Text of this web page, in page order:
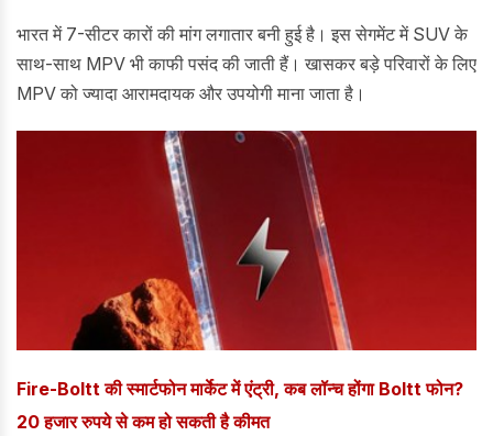
भारत में 7-सीटर कारों की मांग लगातार बनी हुई है। इस सेगमेंट में SUV के
साथ-साथ MPV भी काफी पसंद की जाती हैं। खासकर बड़े परिवारों के लिए
MPV को ज्यादा आरामदायक और उपयोगी माना जाता है।
Fire-Boltt की स्मार्टफोन मार्केट में एंट्री, कब लॉन्च होंगा Boltt फोन?
20 हजार रुपये से कम हो सकती है कीमत